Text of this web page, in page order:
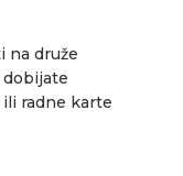
na druže
radne karte